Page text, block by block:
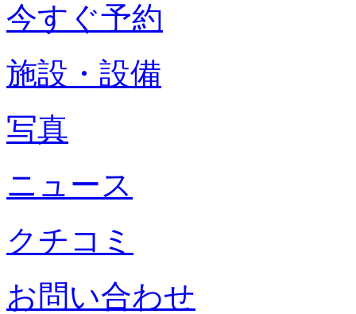
今すぐ予約
施設・設備
写真
ニュース
クチコミ
お問い合わせ